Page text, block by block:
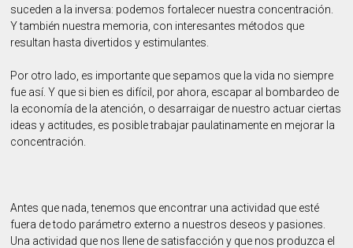
suceden a la inversa: podemos fortalecer nuestra concentración.
Y también nuestra memoria, con interesantes métodos que
resultan hasta divertidos y estimulantes.
Por otro lado, es importante que sepamos que la vida no siempre
fue así. Y que si bien es difícil, por ahora, escapar al bombardeo de
la economía de la atención, o desarraigar de nuestro actuar ciertas
ideas y actitudes, es posible trabajar paulatinamente en mejorar la
concentración.
Antes que nada, tenemos que encontrar una actividad que esté
fuera de todo parámetro externo a nuestros deseos y pasiones.
Una actividad que nos llene de satisfacción y que nos produzca el